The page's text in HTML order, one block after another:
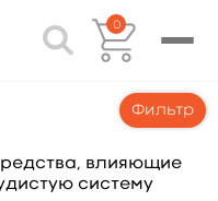
0
Фильтр
влияющие
систему